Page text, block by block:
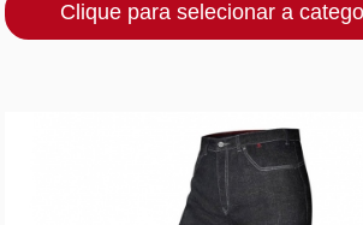
ACESSÓRIOS/
Clique para selecionar a